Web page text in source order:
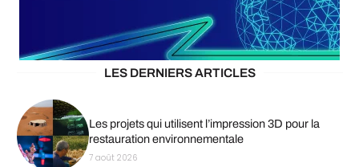
LES DERNIERS ARTICLES
Les projets qui utilisent l’impression 3D pour la
restauration environnementale
7 août 2026